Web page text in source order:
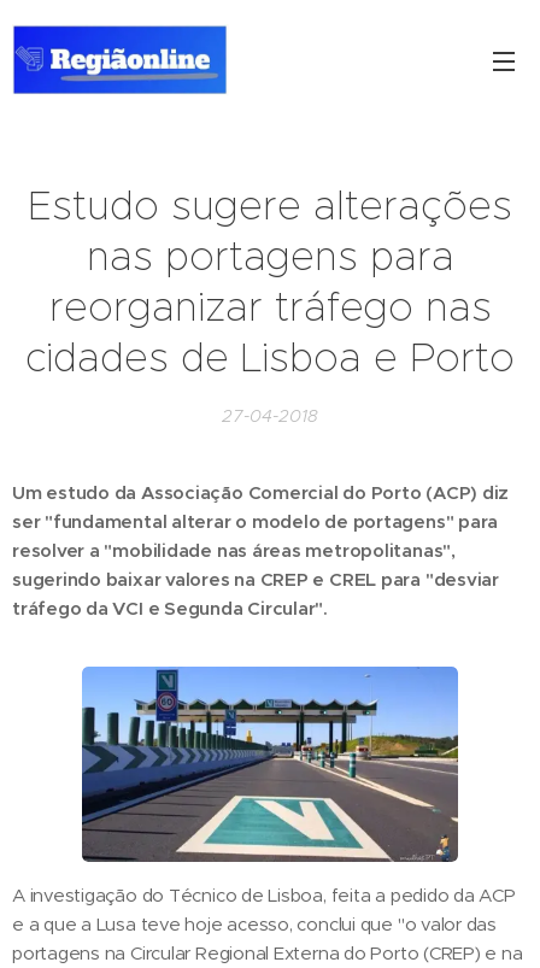
Estudo sugere alterações
nas portagens para
reorganizar tráfego nas
cidades de Lisboa e Porto
27-04-2018
Um estudo da Associação Comercial do Porto (ACP) diz
ser "fundamental alterar o modelo de portagens" para
resolver a "mobilidade nas áreas metropolitanas",
sugerindo baixar valores na CREP e CREL para "desviar
tráfego da VCI e Segunda Circular".
A investigação do Técnico de Lisboa, feita a pedido da ACP
e a que a Lusa teve hoje acesso, conclui que "o valor das
portagens na Circular Regional Externa do Porto (CREP) e na